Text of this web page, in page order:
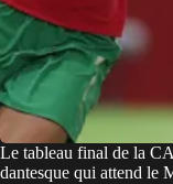
Le tableau final de la
dantesque qui attend le